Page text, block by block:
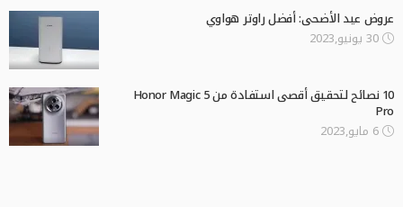
عروض عيد الأضحى: أفضل راوتر هواوي
30 يونيو,2023
10 نصائح لتحقيق أقصى استفادة من Honor Magic 5
Pro
6 مايو,2023